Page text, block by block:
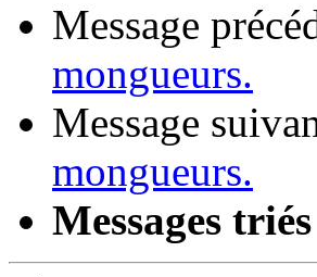
Message
mongueurs.
Message
mongueurs.
Messages